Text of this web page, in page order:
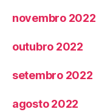
novembro 2022
outubro 2022
setembro 2022
agosto 2022